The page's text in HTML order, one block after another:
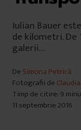
Iulian Bauer
de kilometri.
galerii…
De Simona Petrică
Fotografii de
Timp de citire: 9
11 septembrie 2016